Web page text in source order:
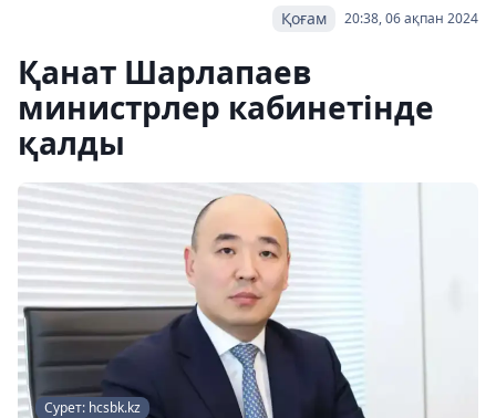
20:38, 06 ақпан 2024
Қоғам
Қанат Шарлапаев
министрлер кабинетінде
қалды
Сурет: hcsbk.kz